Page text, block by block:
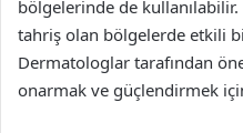
bölgelerinde de
tahriş olan bölgelerde etkili
Dermatologlar tarafından
onarmak ve güçlendirmek